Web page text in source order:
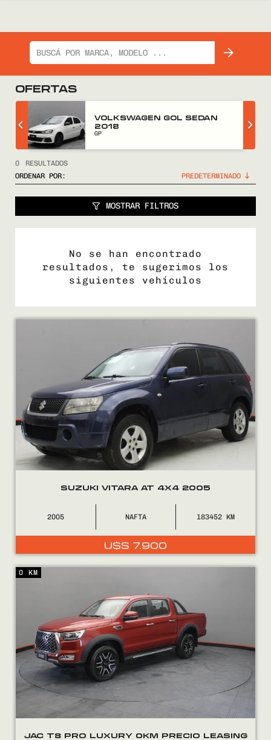
COMPRÁ
VENDÉ
FINANCIÁ
NOSOTROS
CONTACTO
OFERTAS
VOLKSWAGEN GOL SEDAN
2018
GP
0
RESULTADOS
ORDENAR POR:
MOSTRAR FILTROS
No se han encontrado
resultados, te sugerimos los
siguientes vehículos
SUZUKI VITARA AT 4X4 2005
2005 NAFTA 183452
U$S 7.900
JAC T8 PRO LUXURY 0KM PRECIO LEASING
0 KM